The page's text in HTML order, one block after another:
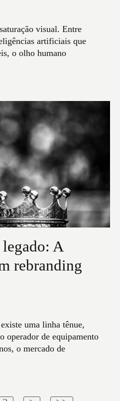
visual. Entre
artificiais que
o olho humano
A
rebranding
uma linha tênue,
operador de equipamento
o mercado de